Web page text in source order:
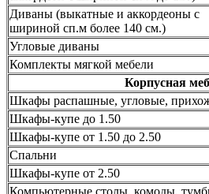
Диваны (выкатные и аккордеоны с
шириной сп.м более 140 см.)
Угловые диваны
Комплекты мягкой мебели
Корпусная
Шкафы распашные, угловые,
Шкафы-купе до 1.50
Шкафы-купе от 1.50 до 2.50
Спальни
Шкафы-купе от 2.50
Компьютерные столы, комоды,